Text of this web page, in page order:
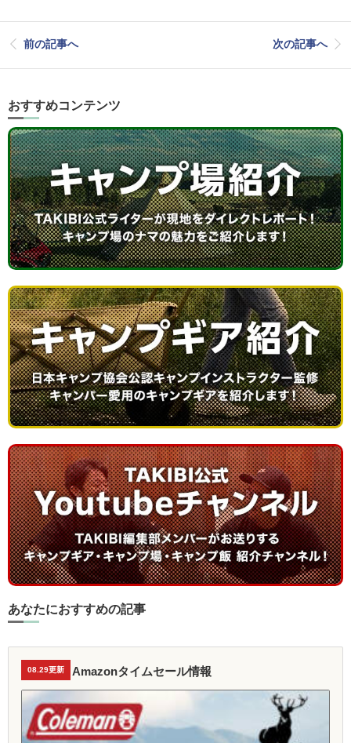
前の記事へ 次の記事へ
おすすめコンテンツ
あなたにおすすめの記事
08.29更新 Amazonタイムセール情報